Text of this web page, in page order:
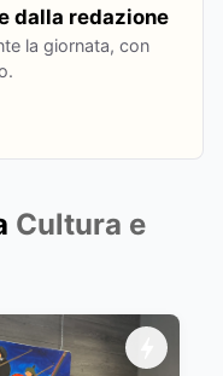
dalla redazione
la giornata, con
Cultura e